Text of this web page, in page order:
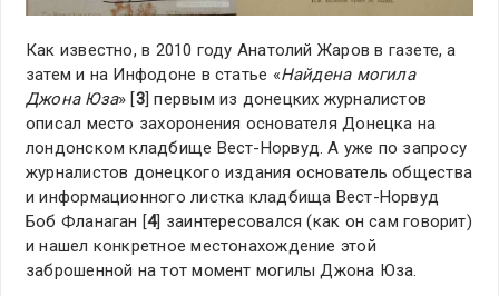
Как известно, в 2010 году Анатолий Жаров в газете, а
затем и на Инфодоне в статье «Найдена могила
Джона Юза» [3] первым из донецких журналистов
описал место захоронения основателя Донецка на
лондонском кладбище Вест-Норвуд. А уже по запросу
журналистов донецкого издания основатель общества
и информационного листка кладбища Вест-Норвуд
Боб Фланаган [4] заинтересовался (как он сам говорит)
и нашел конкретное местонахождение этой
заброшенной на тот момент могилы Джона Юза.